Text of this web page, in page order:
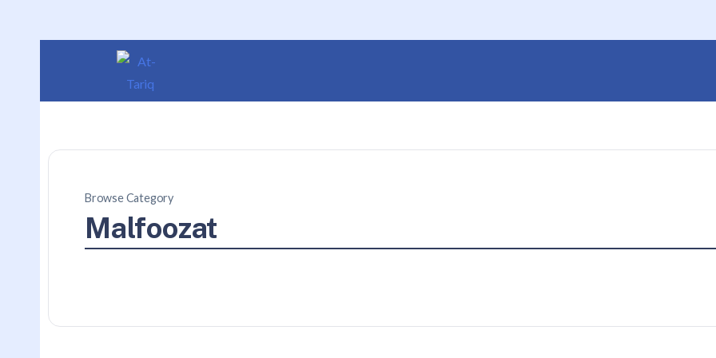
Browse Category
Malfoozat